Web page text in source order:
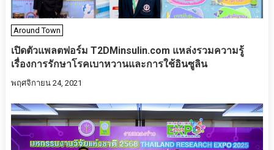
Around Town
เปิดตัว​แพลตฟอร์ม T2DMinsulin.com แหล่งรวมความรู้
เรื่องการรักษาโรคเบาหวานและการใช้อินซูลิน
พฤศจิกายน 24, 2021